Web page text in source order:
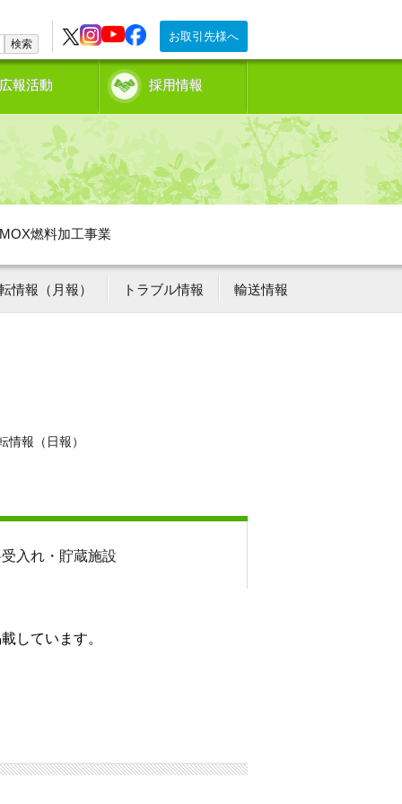
お取引先様へ
検索
広報活動 採用情報
MOX燃料加工事業
情報（月報） トラブル情報 輸送情報
情報（日報）
受入れ・貯蔵施設
しています。